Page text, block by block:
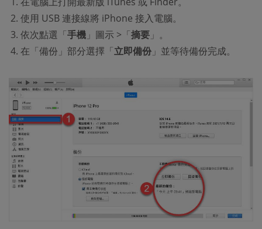
使用 USB 連接線將 iPhone 接入電腦。
依次點選「手機 」圖示 >「摘要 」。
在「備份」部分選擇「立即備份 」並等待備份完成。